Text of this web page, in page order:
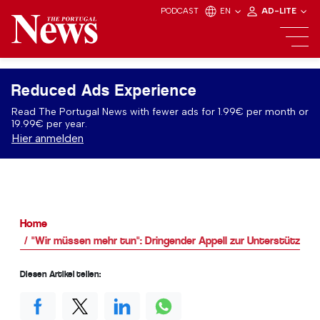
PODCAST EN AD-LITE
Reduced Ads Experience
Read The Portugal News with fewer ads for 1.99€ per month or
19.99€ per year.
Hier anmelden
Home
"Wir müssen mehr tun": Dringender Appell zur
Diesen Artikel teilen: